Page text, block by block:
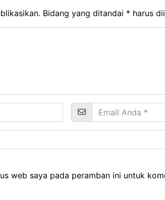
Bidang yang ditandai * harus
web saya pada peramban ini untuk